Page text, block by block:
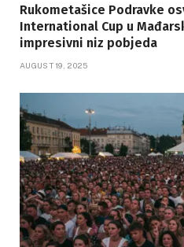
Rukometašice Podravke
International Cup u
impresivni niz pobjeda
AUGUST 19, 2025